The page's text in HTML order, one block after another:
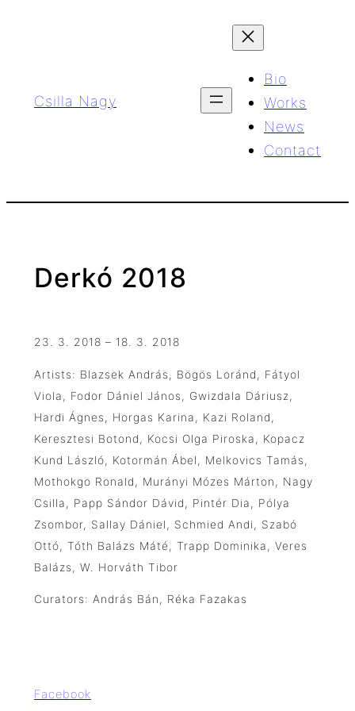
Csilla Nagy
Bio
Works
News
Contact
Derkó 2018
23. 3. 2018 – 18. 3. 2018
Artists: Blazsek András, Bögös Loránd, Fátyol
Viola, Fodor Dániel János, Gwizdala Dáriusz,
Hardi Ágnes, Horgas Karina, Kazi Roland,
Keresztesi Botond, Kocsi Olga Piroska, Kopacz
Kund László, Kotormán Ábel, Melkovics Tamás,
Mothokgo Ronald, Murányi Mózes Márton, Nagy
Csilla, Papp Sándor Dávid, Pintér Dia, Pólya
Zsombor, Sallay Dániel, Schmied Andi, Szabó
Ottó, Tóth Balázs Máté, Trapp Dominika, Veres
Balázs, W. Horváth Tibor
Curators: András Bán, Réka Fazakas
Facebook